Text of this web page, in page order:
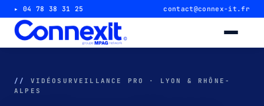
▸ 04 78 38 31 25 contact@connex-it.fr
//
VIDÉOSURVEILLANCE PRO · LYON & RHÔNE-
ALPES